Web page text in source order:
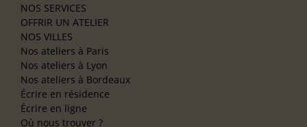
NOS SERVICES
OFFRIR UN ATELIER
NOS VILLES
Nos ateliers à Paris
Nos ateliers à Lyon
Nos ateliers à Bordeaux
Écrire en résidence
Écrire en ligne
Où nous trouver ?